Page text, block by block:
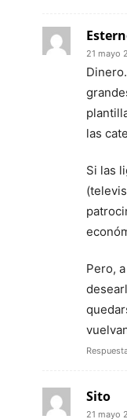
21 mayo
las
Si las
Pero,
Sito
21 mayo